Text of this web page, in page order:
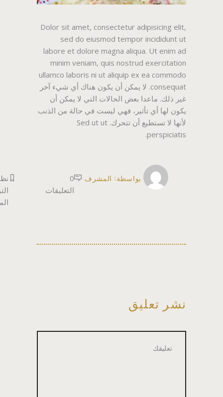
Dolor sit amet, consectetur adipisicing elit,
sed do eiusmod tempor incididunt ut
labore et dolore magna aliqua. Ut enim ad
minim veniam, quis nostrud exercitation
ullamco laboris ni ut aliquip ex ea commodo
consequat. لا يمكن أن يكون هناك أي شيء آخر
غير ذلك. ماعدا بعض الحالات التي لا يمكن أن
يكون لها أي تأثير، فهي ليست في حالة من الذنب
لأنها لا تستطيع أن تتحرك. Sed ut ut
perspiciatis.
بواسطة: المشرف
0
التعليقات
نشر تعليق